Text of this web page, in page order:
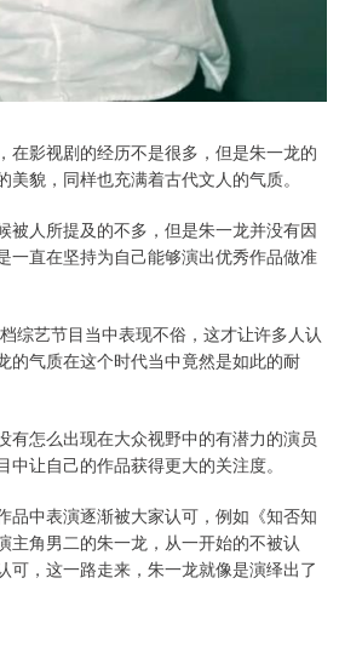
在影视剧的经历不是很多，但是朱一龙的
貌，同样也充满着古代文人的气质。
被人所提及的不多，但是朱一龙并没有因
一直在坚持为自己能够演出优秀作品做准
综艺节目当中表现不俗，这才让许多人认
的气质在这个时代当中竟然是如此的耐
有怎么出现在大众视野中的有潜力的演员
让自己的作品获得更大的关注度。
品中表演逐渐被大家认可，例如《知否知
主角男二的朱一龙，从一开始的不被认
可，这一路走来，朱一龙就像是演绎出了